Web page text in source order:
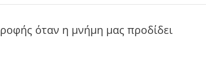
όταν η μνήμη μας προδίδει